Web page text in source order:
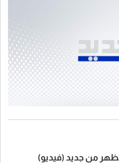
من جديد (فيديو)